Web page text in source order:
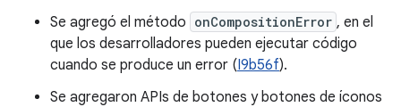
Se agregó el método onCompositionError , en el
que los desarrolladores pueden ejecutar código
cuando se produce un error (I9b56f).
Se agregaron APIs de botones y botones de íconos